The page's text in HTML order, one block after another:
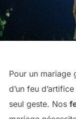
Pour un mariage
d’un feu
seul geste. Nos